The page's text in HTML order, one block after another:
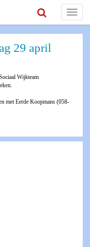
Toggle
29 april
Wijkteam
met Eerde Koopmans (058-